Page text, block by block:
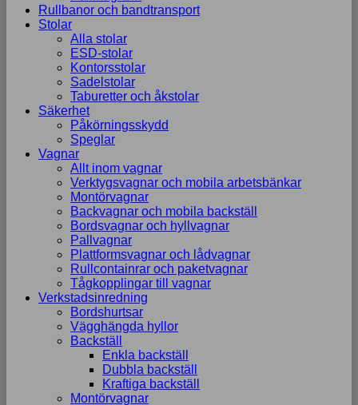
Rullbanor och bandtransport
Stolar
Alla stolar
ESD-stolar
Kontorsstolar
Sadelstolar
Taburetter och åkstolar
Säkerhet
Påkörningsskydd
Speglar
Vagnar
Allt inom vagnar
Verktygsvagnar och mobila arbetsbänkar
Montörvagnar
Backvagnar och mobila backställ
Bordsvagnar och hyllvagnar
Pallvagnar
Plattformsvagnar och lådvagnar
Rullcontainrar och paketvagnar
Tågkopplingar till vagnar
Verkstadsinredning
Bordshurtsar
Vägghängda hyllor
Backställ
Enkla backställ
Dubbla backställ
Kraftiga backställ
Montörvagnar